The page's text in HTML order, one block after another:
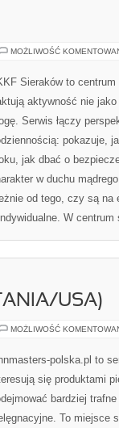
MOŻLIWOŚĆ
Sieraków to
aktywność nie
Serwis łączy
pokazuje,
jak dbać o
w duchu
od tego, czy są na
W
USA)
MOŻLIWOŚĆ
polska.pl to
się produktami
bardziej
To miejsce